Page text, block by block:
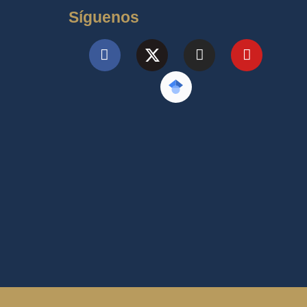
Síguenos